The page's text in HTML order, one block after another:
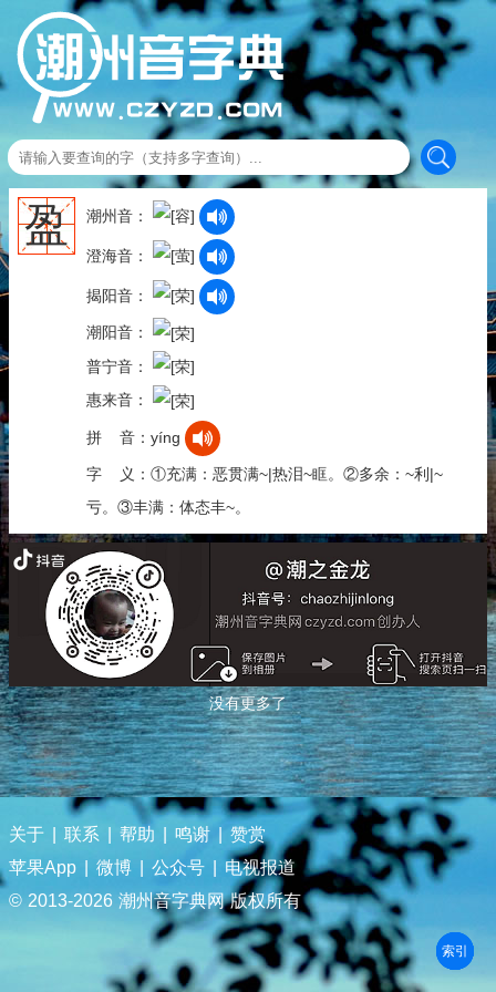
盈 潮州音：
澄海音：
揭阳音：
潮阳音：
普宁音：
惠来音：
拼 音：yíng
字 义：①充满：恶贯满~|热泪~眶。②多余：~利|~
亏。③丰满：体态丰~。
没有更多了
关于 联系 帮助 鸣谢
赞赏
苹果App
微博 公众号
电视报道
© 2013-2026 潮州音字典网 版权所有
部首
笔划
拼音
潮拼